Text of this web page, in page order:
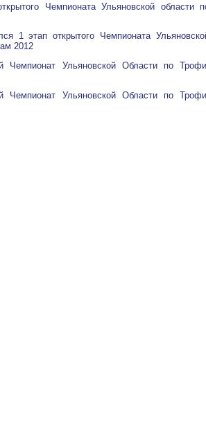
Чемпионата Ульяновской области
1 этап открытого Чемпионата
2012
Чемпионат Ульяновской Области по
Чемпионат Ульяновской Области по